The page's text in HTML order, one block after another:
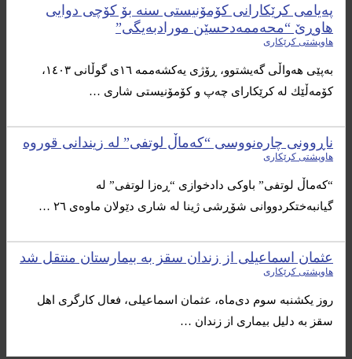
په‌یامی كرێكارانی كۆمۆنیستی سنه‌ بۆ كۆچی دوایی
هاوڕێ “محه‌ممه‌دحسێن مورادبه‌یگی”
هاوپشتی کرێکاری
به‌پێی هه‌واڵی گه‌یشتوو، ڕۆژی یه‌كشه‌ممه‌ ١٦ی گوڵانی ١٤٠٣،
كۆمه‌ڵێك له ‌كرێكارای چه‌پ و كۆمۆنیستی شاری …
ناڕوونی چاره‌نووسی “كه‌ماڵ لوتفی” له‌ زیندانی قوروه‌
هاوپشتی کرێکاری
“كه‌ماڵ لوتفی” باوكی دادخوازی “ڕه‌زا لوتفی” له‌
گیانبه‌ختكردووانی شۆڕشی ژینا له‌ شاری دێولان ماوه‌ی ٢٦ …
عثمان اسماعیلی از زندان سقز به بیمارستان منتقل شد
هاوپشتی کرێکاری
روز یکشنبه سوم دی‌ماه، عثمان اسماعیلی، فعال کارگری اهل
سقز به دلیل بیماری از زندان …